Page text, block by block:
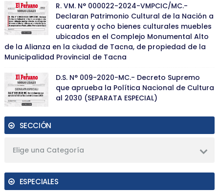
R. VM. N° 000022-2024-VMPCIC/MC.-
Declaran Patrimonio Cultural de la Nación a
cuarenta y ocho bienes culturales muebles
ubicados en el Complejo Monumental Alto
de la Alianza en la ciudad de Tacna, de propiedad de la
Municipalidad Provincial de Tacna
D.S. N° 009-2020-MC.- Decreto Supremo
que aprueba la Política Nacional de Cultura
al 2030 (SEPARATA ESPECIAL)
SECCIÓN
Elige una Categoría
ESPECIALES